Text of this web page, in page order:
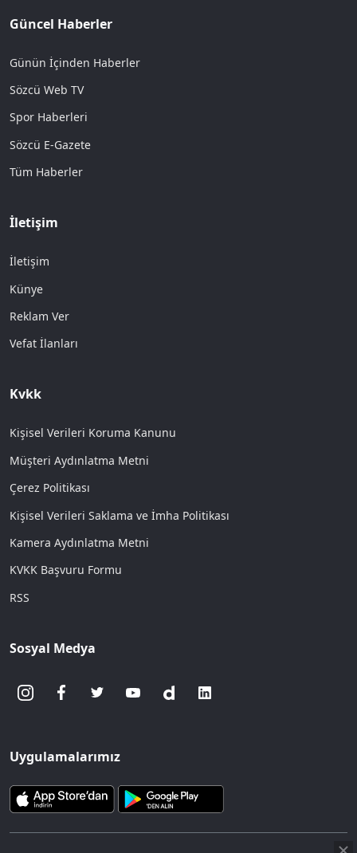
Güncel Haberler
Günün İçinden Haberler
Sözcü Web TV
Spor Haberleri
Sözcü E-Gazete
Tüm Haberler
İletişim
İletişim
Künye
Reklam Ver
Vefat İlanları
Kvkk
Kişisel Verileri Koruma Kanunu
Müşteri Aydınlatma Metni
Çerez Politikası
Kişisel Verileri Saklama ve İmha Politikası
Kamera Aydınlatma Metni
KVKK Başvuru Formu
RSS
Sosyal Medya
Uygulamalarımız